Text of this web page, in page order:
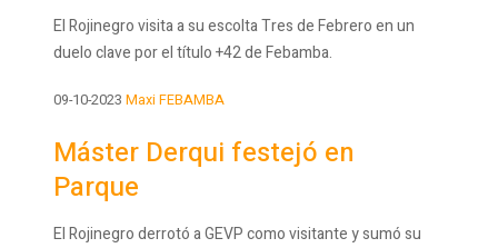
El Rojinegro visita a su escolta Tres de Febrero en un
duelo clave por el título +42 de Febamba.
09-10-2023 Maxi FEBAMBA
Máster Derqui festejó en
Parque
El Rojinegro derrotó a GEVP como visitante y sumó su